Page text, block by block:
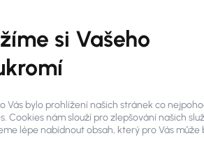
si Vašeho
Vás bylo prohlížení našich stránek co
Cookies nám slouží pro zlepšování našich
lépe nabídnout obsah, který pro Vás může